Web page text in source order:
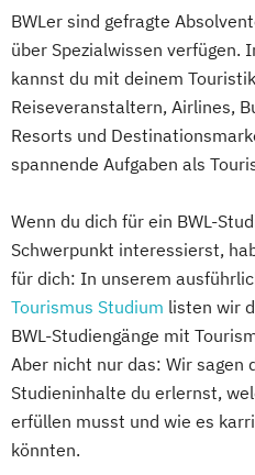
BWLer sind gefragte
über Spezialwissen verfügen.
kannst du mit deinem
Reiseveranstaltern, Airlines,
Resorts und
spannende Aufgaben als
Wenn du dich für ein BWL-
Schwerpunkt interessierst,
für dich: In unserem
Tourismus Studium listen wir
BWL-Studiengänge mit
Aber nicht nur das: Wir sagen
Studieninhalte du erlernst,
erfüllen musst und wie es
könnten.